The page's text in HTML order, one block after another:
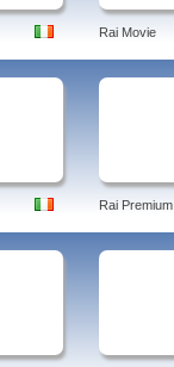
Rai Movie
Rai Premium